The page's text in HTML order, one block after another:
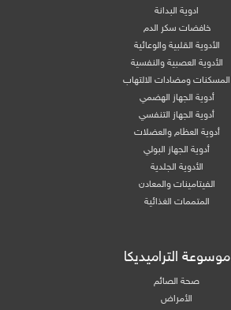
ادوية البدانة
خافضات سكر الدم
الأدوية القلبية والوعائية
الأدوية العصبية والنفسية
المسكنات ومضادات الالتهاب
أدوية الجهاز الهضمي
أدوية الجهاز التنفسي
أدوية العظام والعضلات
أدوية الجهاز البولي
الأدوية الجلدية
الفيتامينات والمعادن
المتممات الغذائية
موسوعة التراميديكا
صحة الصائم
الأمراض